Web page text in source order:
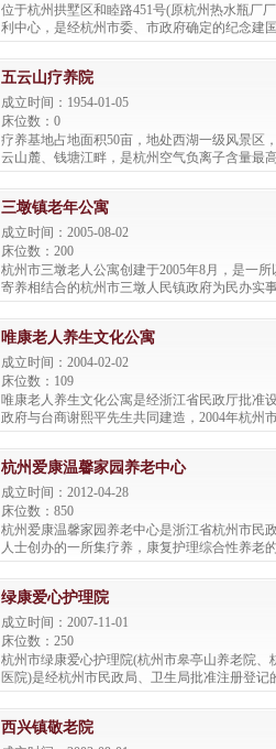
位于杭州拱墅区和睦路451号(原杭州热水瓶厂
利中心，是经杭州市委、市政府确定的纪念建
目和1999年市政府为民办实事工程之一。
五云山疗养院
成立时间：1954-01-05
床位数：0
疗养基地占地面积50亩，地处西湖一级风景区
云山麓、钱塘江畔，是杭州空气负离子含量最
然氧吧”之称。现有专业技术人员65名，博士及
研究生12名，高级专业技术职称9名，外聘知
方向涉及慢性病、中医、营养、运动、心理等
容。
三墩镇老年公寓
成立时间：2005-08-02
床位数：200
杭州市三墩老人公寓创建于2005年8月，是一
寄养相结合的杭州市三墩人民镇政府为民办实
占地面积11780平方米，建筑面积5028平方米
人，现有员工25人。
唯康老人养生文化公寓
成立时间：2004-02-02
床位数：109
唯康老人养生文化公寓是经浙江省民政厅批准
政府与台商谢熙平先生共同建造，2004年杭州
实事的十大工程之一，在全省率先引进海外老
管理模式，是一所品位高雅、设施先进、服务
老年公寓。
杭州爱康温馨家园养老中心
成立时间：2012-04-28
床位数：850
杭州爱康温馨家园养老中心是浙江省杭州市民
人士创办的一所集疗养，康复护理综合性养老
绿康爱心护理院
成立时间：2007-11-01
床位数：250
杭州市绿康爱心护理院(杭州市皋亭山养老院、
医院)是经杭州市民政局、卫生局批准注册登记
复、托管、培训为一体的“民办公助”非营利性
西兴镇敬老院